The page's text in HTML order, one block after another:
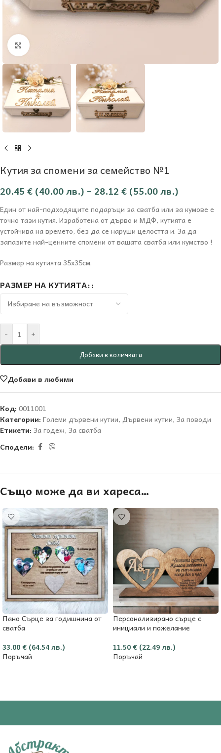
Увеличи
Кутия за спомени за семейство №1
20.45 € (40.00 лв.) – 28.12 € (55.00 лв.)
Един от най-подходящите подаръци за сватба или за кумове е
точно тази кутия. Изработена от дърво и МДФ, кутията е
устойчива на времето, без да се наруши целостта и. За да
запазите най-ценните спомени от вашата сватба или кумство !
Размер на кутията 35х35см.
РАЗМЕР НА КУТИЯТА:
- +
Добави в количката
Добави в любими
Код: 0011001
Категории: Големи дървени кутии, Дървени кутии, За поводи
Етикети: За годеж, За сватба
Сподели:
Също може да ви хареса…
Пано Сърце за годишнина от
сватба
33.00 € (64.54 лв.)
Поръчай
Персонализирано сърце с
инициали и пожелание
11.50 € (22.49 лв.)
Поръчай